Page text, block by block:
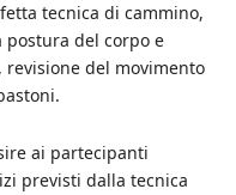
tecnica di cammino,
del corpo e
del movimento
ai partecipanti
previsti dalla tecnica